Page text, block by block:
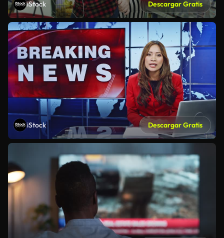
iStock Descargar Gratis
iStock Descargar Gratis